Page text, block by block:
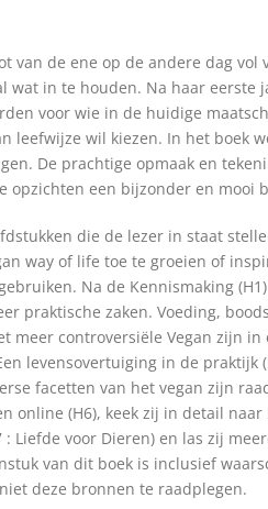
van de ene op de andere dag vol
wat in te houden. Na haar eerste
voor wie in de huidige
leefwijze wil kiezen. In het boek
De prachtige opmaak en
opzichten een bijzonder en mooi
die de lezer in staat
way of life toe te groeien of
Na de Kennismaking
praktische zaken. Voeding,
meer controversiële Vegan zijn in
levensovertuiging in de praktijk
facetten van het vegan zijn
online (H6), keek zij in detail
: Liefde voor Dieren) en las zij
van dit boek is inclusief
deze bronnen te raadplegen.